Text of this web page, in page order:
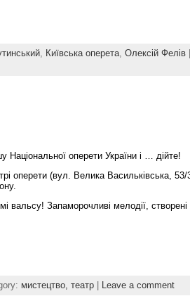
Київська оперета Олексій Фелів |
Національної оперети України і … дійте!
оперети (вул. Велика Васильківська, 53/
вальсу! Запаморочливі мелодії, створені
мистецтво, театр | Leave a comment